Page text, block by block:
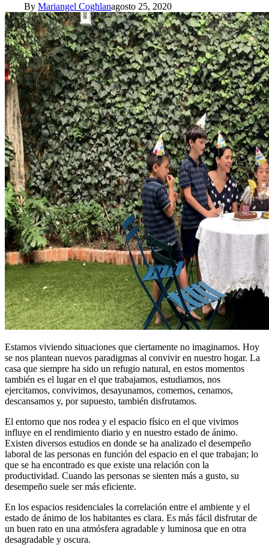
By Mariangel Coghlanagosto 25, 2020
Estamos viviendo situaciones que ciertamente no imaginamos. Hoy
se nos plantean nuevos paradigmas al convivir en nuestro hogar. La
casa que siempre ha sido un refugio natural, en estos momentos
también es el lugar en el que trabajamos, estudiamos, nos
ejercitamos, convivimos, desayunamos, comemos, cenamos,
descansamos y, por supuesto, también disfrutamos.
El entorno que nos rodea y el espacio físico en el que vivimos
influye en el rendimiento diario y en nuestro estado de ánimo.
Existen diversos estudios en donde se ha analizado el desempeño
laboral de las personas en función del espacio en el que trabajan; lo
que se ha encontrado es que existe una relación con la
productividad. Cuando las personas se sienten más a gusto, su
desempeño suele ser más eficiente.
En los espacios residenciales la correlación entre el ambiente y el
estado de ánimo de los habitantes es clara. Es más fácil disfrutar de
un buen rato en una atmósfera agradable y luminosa que en otra
desagradable y oscura.